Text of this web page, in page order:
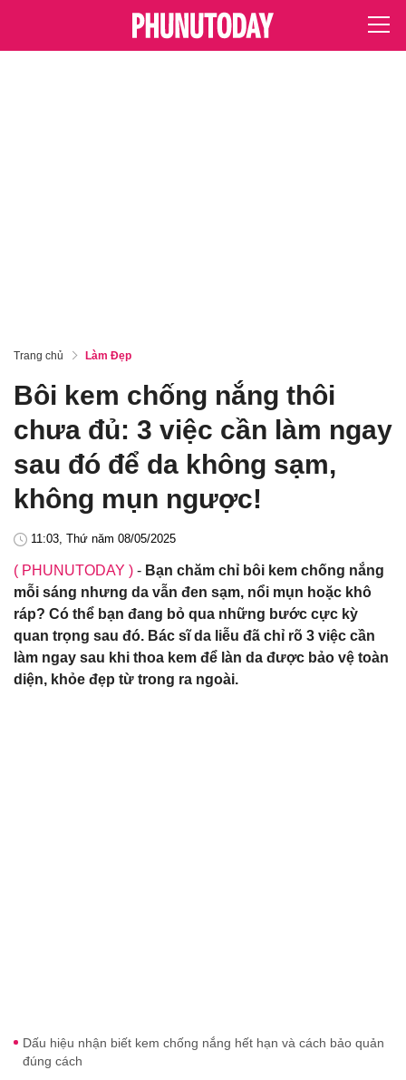
Trang chủ Làm Đẹp
Bôi kem chống nắng thôi
chưa đủ: 3 việc cần làm ngay
sau đó để da không sạm,
không mụn ngược!
11:03, Thứ năm 08/05/2025
( PHUNUTODAY ) - Bạn chăm chỉ bôi kem chống nắng
mỗi sáng nhưng da vẫn đen sạm, nổi mụn hoặc khô
ráp? Có thể bạn đang bỏ qua những bước cực kỳ
quan trọng sau đó. Bác sĩ da liễu đã chỉ rõ 3 việc cần
làm ngay sau khi thoa kem để làn da được bảo vệ toàn
diện, khỏe đẹp từ trong ra ngoài.
Dấu hiệu nhận biết kem chống nắng hết hạn và cách bảo quản
đúng cách